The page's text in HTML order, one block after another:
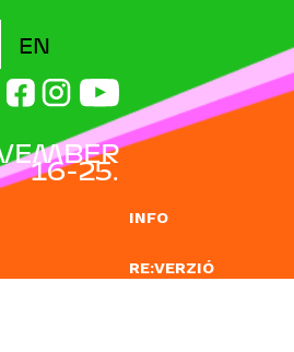
to navigation
INFO
RE:VERZIÓ
EN
16-25.